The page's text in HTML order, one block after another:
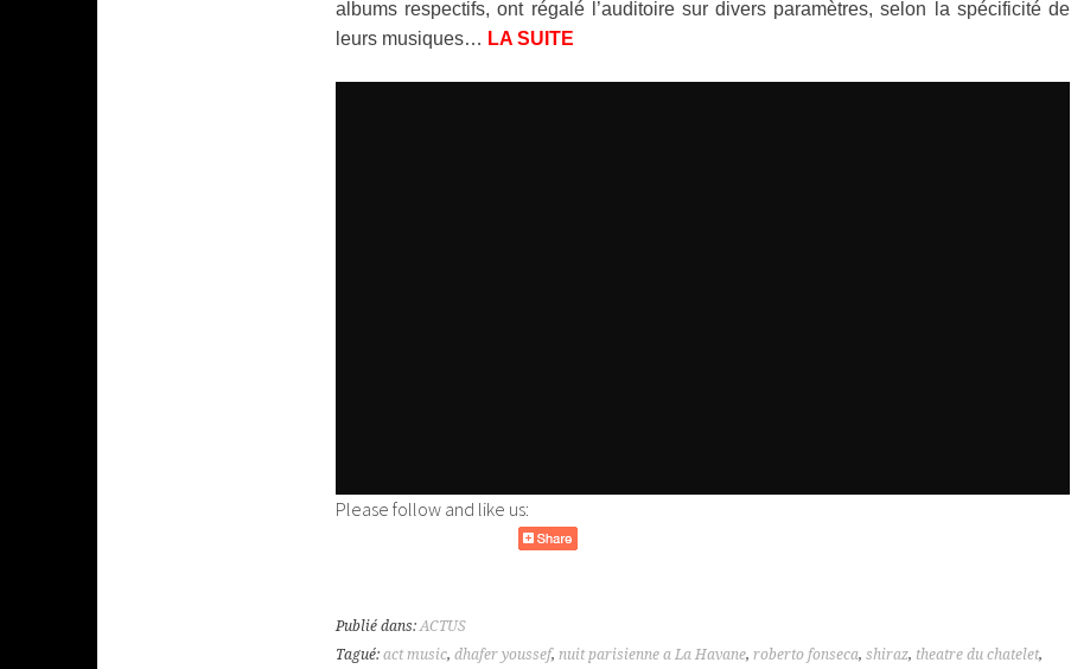
albums respectifs, ont régalé l’auditoire sur divers paramètres, selon la spécificité de
leurs musiques… LA SUITE
Please follow and like us:
Publié dans:ACTUS
Tagué: act music, dhafer youssef, nuit parisienne a La Havane, roberto fonseca, shiraz, theatre du chatelet,